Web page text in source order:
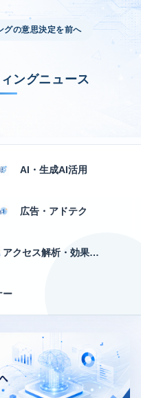
グの意思決定を前へ
ングニュース
AI・生成AI活用
広告・アドテク
アクセス解析・効果測定
ー